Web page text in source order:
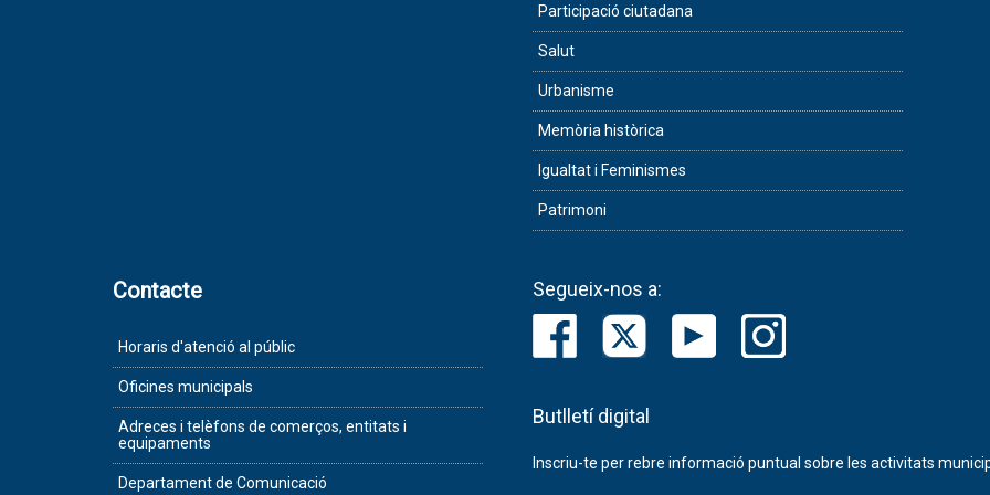
Participació ciutadana
Salut
Urbanisme
Memòria històrica
Igualtat i Feminismes
Patrimoni
Contacte
Horaris d'atenció al públic
Oficines municipals
Adreces i telèfons de comerços, entitats i
equipaments
Departament de Comunicació
Segueix-nos a:
Butlletí digital
Inscriu-te per rebre informació puntual sobre les activitats